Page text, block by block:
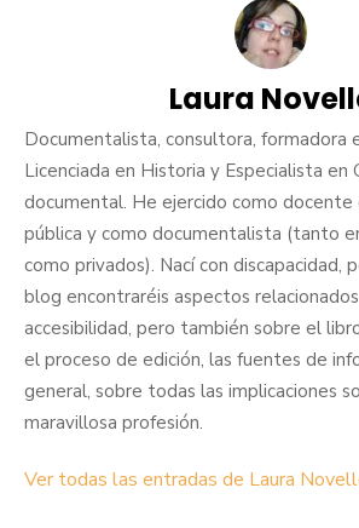
Laura
Documentalista, consultora, formadora
Licenciada en Historia y Especialista en
documental. He ejercido como docente
pública y como documentalista (tanto
como privados). Nací con discapacidad,
blog encontraréis aspectos
accesibilidad, pero también sobre el
el proceso de edición, las fuentes de
general, sobre todas las implicaciones
maravillosa profesión.
Ver todas las entradas de Laura